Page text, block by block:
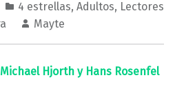
4 estrellas, Adultos, Lectores
Mayte
Hjorth y Hans Rosenfel